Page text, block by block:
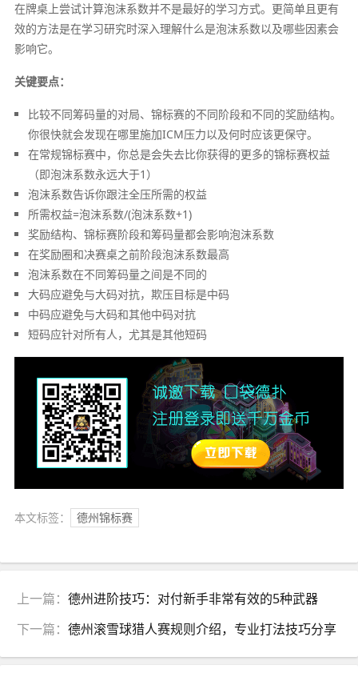
在牌桌上尝试计算泡沫系数并不是最好的学习方式。更简单且更有
效的方法是在学习研究时深入理解什么是泡沫系数以及哪些因素会
影响它。
关键要点：
比较不同筹码量的对局、锦标赛的不同阶段和不同的奖励结构。
你很快就会发现在哪里施加ICM压力以及何时应该更保守。
在常规锦标赛中，你总是会失去比你获得的更多的锦标赛权益
（即泡沫系数永远大于1）
泡沫系数告诉你跟注全压所需的权益
所需权益=泡沫系数/(泡沫系数+1)
奖励结构、锦标赛阶段和筹码量都会影响泡沫系数
在奖励圈和决赛桌之前阶段泡沫系数最高
泡沫系数在不同筹码量之间是不同的
大码应避免与大码对抗，欺压目标是中码
中码应避免与大码和其他中码对抗
短码应针对所有人，尤其是其他短码
本文标签： 德州锦标赛
上一篇： 德州进阶技巧：对付新手非常有效的5种武器
下一篇： 德州滚雪球猎人赛规则介绍，专业打法技巧分享